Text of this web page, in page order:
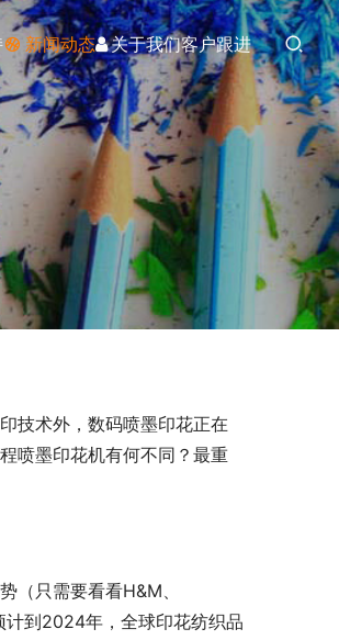
新闻动态 关于我们客户跟进
技术外，数码喷墨印花正在
喷墨印花机有何不同？最重
（只需要看看H&M、
到2024年，全球印花纺织品